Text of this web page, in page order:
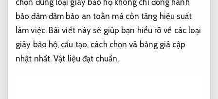
chọn đúng loại giày bảo hộ không chỉ đồng hành
bảo đảm đảm bảo an toàn mà còn tăng hiệu suất
làm việc. Bài viết này sẽ giúp bạn hiểu rõ về các loại
giày bảo hộ, cấu tạo, cách chọn và bảng giá cập
nhật nhất.Vật liệu đạt chuẩn.